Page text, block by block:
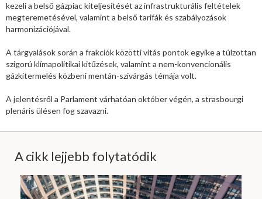
kezeli a belső gázpiac kiteljesítését az infrastrukturális feltételek
megteremetésével, valamint a belső tarifák és szabályozások
harmonizációjával.
A tárgyalások során a frakciók közötti vitás pontok egyike a túlzottan
szigorú klímapolitikai kitűzések, valamint a nem-konvencionális
gázkitermelés közbeni mentán-szivárgás témája volt.
A jelentésről a Parlament várhatóan október végén, a strasbourgi
plenáris ülésen fog szavazni.
A cikk lejjebb folytatódik